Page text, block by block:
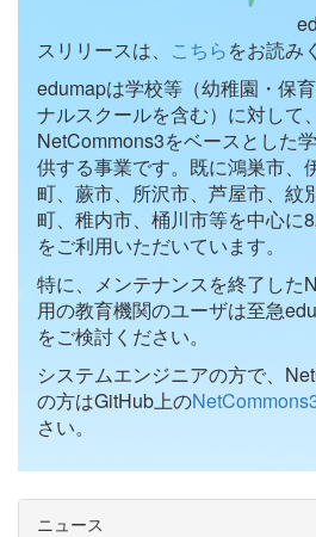
スリリースは、 こちらをお読み
edumapは学校等（幼稚園・保
ナルスクールを含む）に対して
NetCommons3をベースとした
供する事業です。既に鴻巣市、
町、蕨市、所沢市、芦屋市、紋
町、稚内市、桶川市等を中心に
をご利用いただいています。
特に、メンテナンスを終了した
用の教育機関のユーザは至急
をご検討ください。
システムエンジニアの方で、
の方はGitHub上の
さい。
ニュース